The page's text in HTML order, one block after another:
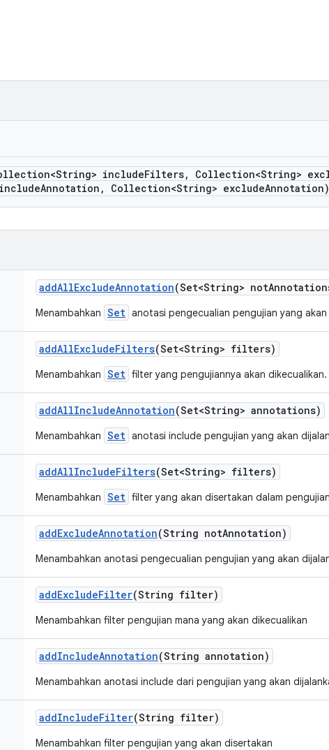
includeFilters,
Collection<String>
Annotation , Collection<String> excludeAnnotation)
addAllExcludeAnnotation(Set<String> not
Menambahkan Set anotasi pengecualian pengujian yang
addAllExcludeFilters(Set<String> filters)
Menambahkan Set filter yang pengujiannya akan dikecualikan.
addAllIncludeAnnotation(Set<String> annotations)
Menambahkan Set anotasi include pengujian yang akan
addAllIncludeFilters(Set<String> filters)
Menambahkan Set filter yang akan disertakan dalam
addExcludeAnnotation(String notAnnotation)
Menambahkan anotasi pengecualian pengujian yang akan
addExcludeFilter(String filter)
Menambahkan filter pengujian mana yang akan dikecualikan
addIncludeAnnotation(String annotation)
Menambahkan anotasi include dari pengujian yang akan
addIncludeFilter(String filter)
Menambahkan filter pengujian yang akan disertakan